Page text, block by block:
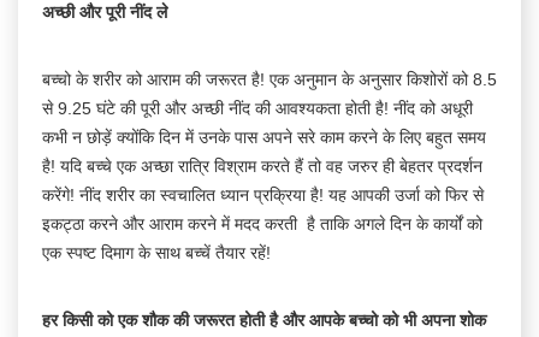
अच्छी और पूरी नींद ले
बच्चो के शरीर को आराम की जरूरत है! एक अनुमान के अनुसार किशोरों को 8.5
से 9.25 घंटे की पूरी और अच्छी नींद की आवश्यकता होती है! नींद को अधूरी
कभी न छोड़ें क्योंकि दिन में उनके पास अपने सरे काम करने के लिए बहुत समय
है! यदि बच्चे एक अच्छा रात्रि विश्राम करते हैं तो वह जरुर ही बेहतर प्रदर्शन
करेंगे! नींद शरीर का स्वचालित ध्यान प्रक्रिया है! यह आपकी उर्जा को फिर से
इकट्ठा करने और आराम करने में मदद करती है ताकि अगले दिन के कार्यों को
एक स्पष्ट दिमाग के साथ बच्चें तैयार रहें!
हर किसी को एक शौक की जरूरत होती है और आपके बच्चो को भी अपना शोक